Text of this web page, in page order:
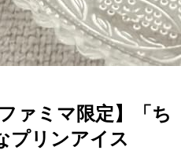
ァミマ限定】「ち
プリンアイス